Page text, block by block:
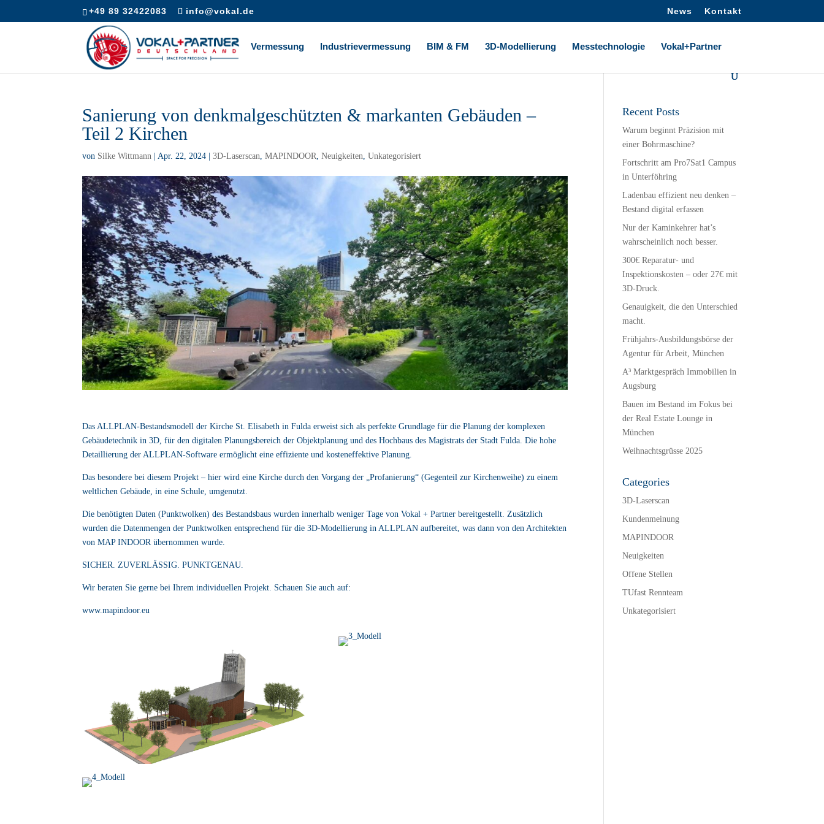
+49 89 32422083 info@vokal.de News Kontakt
Vermessung Industrievermessung BIM & FM 3D-Modellierung Messtechnologie Vokal+Partner
Sanierung von denkmalgeschützten & markanten Gebäuden –
Teil 2 Kirchen
von Silke Wittmann |Apr. 22, 2024 |3D-Laserscan,MAPINDOOR,Neuigkeiten,Unkategorisiert
Das ALLPLAN-Bestandsmodell der Kirche St. Elisabeth in Fulda erweist sich als perfekte Grundlage für die Planung der komplexen
Gebäudetechnik in 3D, für den digitalen Planungsbereich der Objektplanung und des Hochbaus des Magistrats der Stadt Fulda. Die hohe
Detaillierung der ALLPLAN-Software ermöglicht eine effiziente und kosteneffektive Planung.
Das besondere bei diesem Projekt – hier wird eine Kirche durch den Vorgang der „Profanierung“ (Gegenteil zur Kirchenweihe) zu einem
weltlichen Gebäude, in eine Schule, umgenutzt.
Die benötigten Daten (Punktwolken) des Bestandsbaus wurden innerhalb weniger Tage von Vokal + Partner bereitgestellt. Zusätzlich
wurden die Datenmengen der Punktwolken entsprechend für die 3D-Modellierung in ALLPLAN aufbereitet, was dann von den Architekten
von MAP INDOOR übernommen wurde.
SICHER. ZUVERLÄSSIG. PUNKTGENAU.
Wir beraten Sie gerne bei Ihrem individuellen Projekt. Schauen Sie auch auf:
www.mapindoor.eu
Recent Posts
Warum beginnt Präzision mit
einer Bohrmaschine?
Fortschritt am Pro7Sat1 Campus
in Unterföhring
Ladenbau effizient neu denken –
Bestand digital erfassen
Nur der Kaminkehrer hat’s
wahrscheinlich noch besser.
300€ Reparatur- und
Inspektionskosten – oder 27€ mit
3D-Druck.
Genauigkeit, die den Unterschied
macht.
Frühjahrs-Ausbildungsbörse der
Agentur für Arbeit, München
A³ Marktgespräch Immobilien in
Augsburg
Bauen im Bestand im Fokus bei
der Real Estate Lounge in
München
Weihnachtsgrüsse 2025
Categories
3D-Laserscan
Kundenmeinung
MAPINDOOR
Neuigkeiten
Offene Stellen
TUfast Rennteam
Unkategorisiert